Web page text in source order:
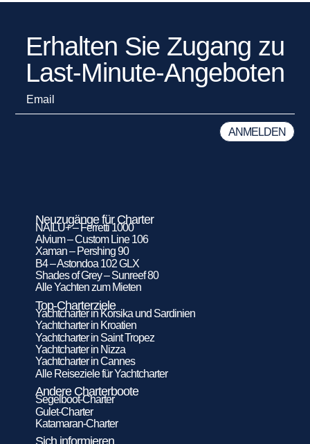
Erhalten Sie Zugang zu
Last-Minute-Angeboten
Neuzugänge für Charter
NAILU+ – Ferretti 1000
Alvium – Custom Line 106
Xaman – Pershing 90
B4 – Astondoa 102 GLX
Shades of Grey – Sunreef 80
Alle Yachten zum Mieten
Top-Charterziele
Yachtcharter in Korsika und Sardinien
Yachtcharter in Kroatien
Yachtcharter in Saint Tropez
Yachtcharter in Nizza
Yachtcharter in Cannes
Alle Reiseziele für Yachtcharter
Andere Charterboote
Segelboot-Charter
Gulet-Charter
Katamaran-Charter